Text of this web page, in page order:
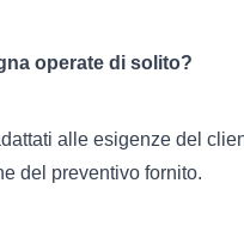
operate di solito?
alle esigenze del
del preventivo fornito.